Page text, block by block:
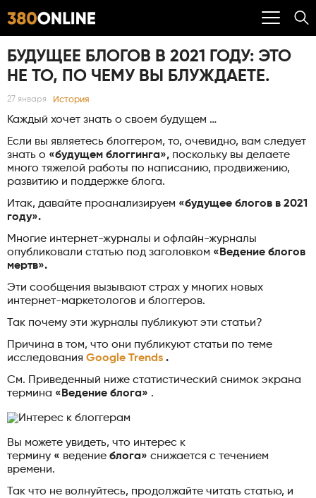
БУДУЩЕЕ БЛОГОВ В 2021 ГОДУ: ЭТО
НЕ ТО, ПО ЧЕМУ ВЫ БЛУЖДАЕТЕ.
27 января История
Каждый хочет знать о своем будущем …
Если вы являетесь блоггером, то, очевидно, вам следует
знать о «будущем блоггинга», поскольку вы делаете
много тяжелой работы по написанию, продвижению,
развитию и поддержке блога.
Итак, давайте проанализируем «будущее блогов в 2021
году».
Многие интернет-журналы и офлайн-журналы
опубликовали статью под заголовком «Ведение блогов
мертв».
Эти сообщения вызывают страх у многих новых
интернет-маркетологов и блоггеров.
Так почему эти журналы публикуют эти статьи?
Причина в том, что они публикуют статьи по теме
исследования Google Trends .
См. Приведенный ниже статистический снимок экрана
термина «Ведение блога» .
Вы можете увидеть, что интерес к
термину « ведение блога» снижается с течением
времени.
Так что не волнуйтесь, продолжайте читать статью, и